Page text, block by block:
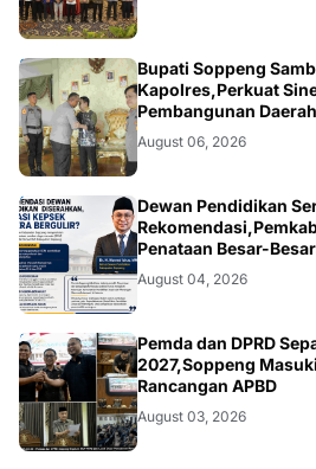
NEWS
Bupati Soppeng
Kapolres,Perkuat
Pembangunan
August 06, 2026
NEWS
Dewan Pendidikan
Penataan Besar-
August 04, 2026
NEWS
Pemda dan DPRD Sepakati KUA-PPAS
2027,Soppeng
Rancangan APBD
August 03, 2026